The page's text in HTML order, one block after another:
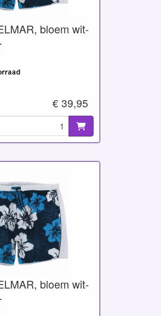
bloem wit-
€ 39,95
bloem wit-